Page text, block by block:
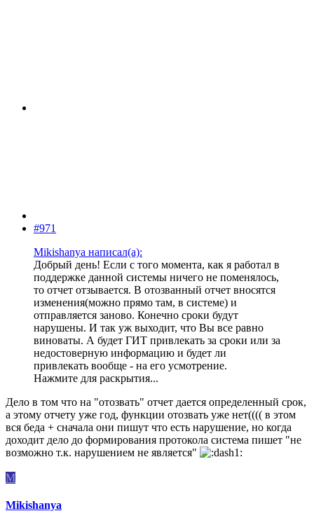
#971
Mikishanya написал(а):
Добрый день! Если с того момента, как я работал в
поддержке данной системы ничего не поменялось,
то отчет отзывается. В отозванный отчет вносятся
изменения(можно прямо там, в системе) и
отправляется заново. Конечно сроки будут
нарушены. И так уж выходит, что Вы все равно
виноваты. А будет ГИТ привлекать за сроки или за
недостоверную информацию и будет ли
привлекать вообще - на его усмотрение.
Нажмите для раскрытия...
Дело в том что на "отозвать" отчет дается определенный срок,
а этому отчету уже год, функции отозвать уже нет(((( в этом
вся беда + сначала они пишут что есть нарушение, но когда
доходит дело до формирования протокола система пишет "не
возможно т.к. нарушением не является"
M
Mikishanya